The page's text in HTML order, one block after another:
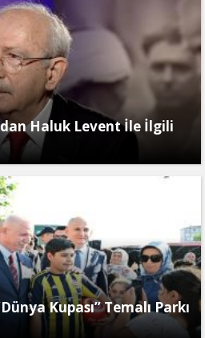
Haluk Levent İle İlgili
Kupası” Temalı Parkı